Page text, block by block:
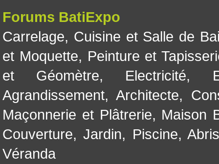
Forums BatiExpo
Carrelage, Cuisine et Salle de
et Moquette, Peinture et
et Géomètre, Electricité,
Agrandissement, Architecte,
Maçonnerie et Plâtrerie, Maison
Couverture,Jardin, Piscine,
Véranda